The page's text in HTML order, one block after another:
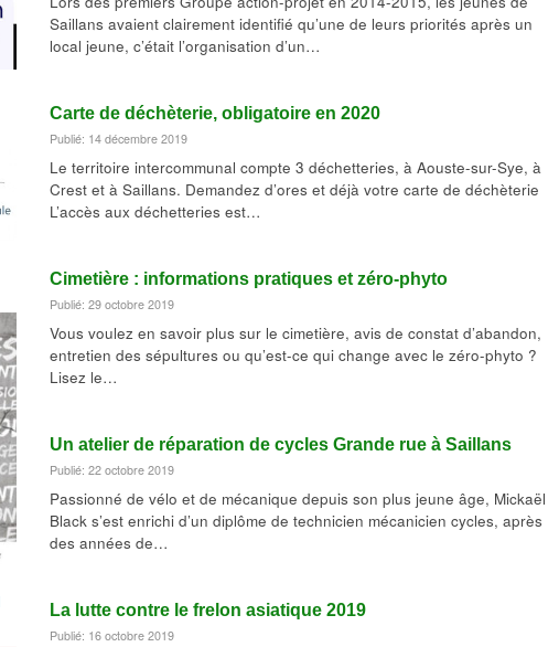
Saillans avaient clairement identifié qu’une de leurs priorités après un
local jeune, c’était l’organisation d’un…
Carte de déchèterie, obligatoire en 2020
Publié: 14 décembre 2019
Le territoire intercommunal compte 3 déchetteries, à Aouste-sur-Sye, à
Crest et à Saillans. Demandez d’ores et déjà votre carte de déchèterie
L’accès aux déchetteries est…
Cimetière : informations pratiques et zéro-phyto
Publié: 29 octobre 2019
Vous voulez en savoir plus sur le cimetière, avis de constat d’abandon,
entretien des sépultures ou qu’est-ce qui change avec le zéro-phyto ?
Lisez le…
Un atelier de réparation de cycles Grande rue à Saillans
Publié: 22 octobre 2019
Passionné de vélo et de mécanique depuis son plus jeune âge, Mickaël
Black s’est enrichi d’un diplôme de technicien mécanicien cycles, après
des années de…
La lutte contre le frelon asiatique 2019
Publié: 16 octobre 2019